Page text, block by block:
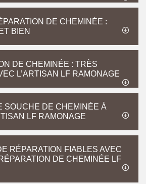
DE CHEMINÉE :
BIEN
DE CHEMINÉE : TRÈS
L’ARTISAN LF RAMONAGE
SOUCHE DE CHEMINÉE À
LF RAMONAGE
RÉPARATION FIABLES AVEC
DE CHEMINÉE LF